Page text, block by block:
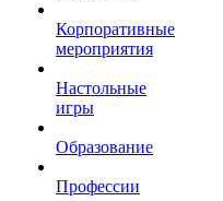
Корпоративные
мероприятия
Настольные
игры
Образование
Профессии